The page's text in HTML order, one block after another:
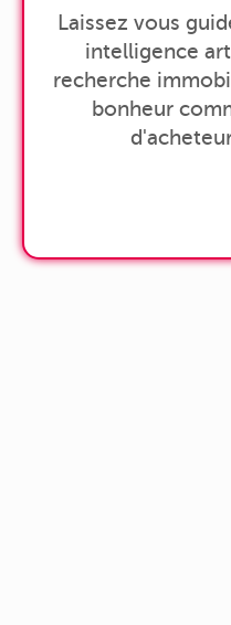
Laissez vous
intelligence
recherche
bonheur